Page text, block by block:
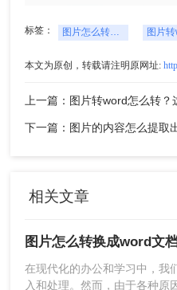
5、转换完成，点击立即
右上角的+号，选择【扫一
标签： 图片怎么转换成word文档 图片
本文为原创，转载请注明原网址:
下一篇：图片的内容怎么提取
相关文章
在现代化的办公和学习中，我
入和处理。然而，由于各种原